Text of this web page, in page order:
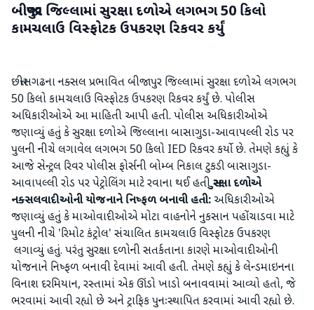
બીજાપુર જિલ્લામાં સુરક્ષા દળોએ લગભગ 50 કિલો
કામચલાઉ વિસ્ફોટક ઉપકરણ રિકવર કર્યું
છત્તીસગઢના નક્સલ પ્રભાવિત બીજાપુર જિલ્લામાં સુરક્ષા દળોએ લગભગ
50 કિલો કામચલાઉ વિસ્ફોટક ઉપકરણ રિકવર કર્યું છે. પોલીસ
અધિકારીઓએ આ માહિતી આપી હતી. પોલીસ અધિકારીઓએ
જણાવ્યું હતું કે સુરક્ષા દળોએ જિલ્લાના બાસાગુડા-આવાપલ્લી રોડ પર
પુલની નીચે લગાવેલ લગભગ 50 કિલો IED રિકવર કર્યો છે. તેમણે કહ્યું કે
આજે સેન્ટ્રલ રિવર પોલીસ ફોર્સની બોમ્બ નિકાલ ટુકડી બાસાગુડા-
આવાપલ્લી રોડ પર પેટ્રોલિંગ માટે રવાના થઈ હતીસુરક્ષા દળોએ
નક્સલવાદીઓની યોજનાને નિષ્ફળ બનાવી હતી: અધિકારીઓએ
જણાવ્યું હતું કે માઓવાદીઓએ મોટા વાહનોને નુકસાન પહોંચાડવા માટે
પુલની નીચે 'રિમોટ કંટ્રોલ' સંચાલિત કામચલાઉ વિસ્ફોટક ઉપકરણ
લગાવ્યું હતું. પરંતુ સુરક્ષા દળોની સતર્કતાના કારણે માઓવાદીઓની
યોજનાને નિષ્ફળ બનાવી દેવામાં આવી હતી. તેમણે કહ્યું કે લેન્ડમાઇનના
વિનાશ દરમિયાન, રસ્તામાં એક ઊંડો ખાડો બનાવવામાં આવ્યો હતો, જે
ભરવામાં આવી રહ્યો છે અને ટ્રાફિક પુનઃસ્થાપિત કરવામાં આવી રહ્યો છે.